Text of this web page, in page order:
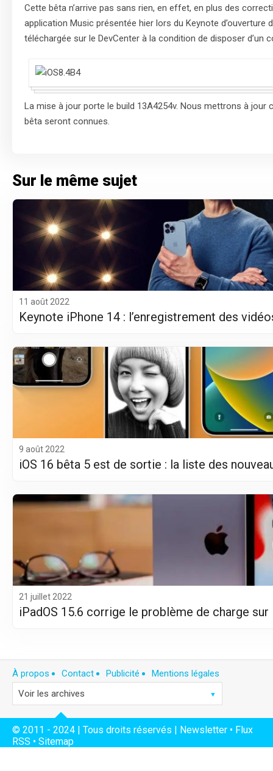
Cette bêta n’arrive pas sans rien, en effet, en plus des
application Music présentée hier lors du Keynote d’ouverture
téléchargée sur le DevCenter à la condition de disposer d’un
La mise à jour porte le build 13A4254v. Nous mettrons à
bêta seront connues.
Sur le même sujet
11 août 2022
Keynote iPhone 14 : l’enregistrement des
9 août 2022
iOS 16 bêta 5 est de sortie : la liste des
21 juillet 2022
iPadOS 15.6 corrige le problème de charge
À propos Contact Publicité Mentions légales
© 2011 - 2024 | Tous droits réservés | Newsletter • Flux
RSS • Sitemap